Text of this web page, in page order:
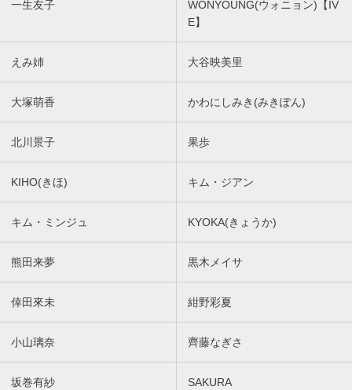
一生友子
WONYOUNG(ウォニョン)【IV
E】
えみ姉 大谷映美里
大塚萌香 かわにしみき(みきぽん)
北川景子 果歩
KIHO(きほ) キム・ジアン
キム・ミンジュ KYOKA(きょうか)
熊田来夢 黒木メイサ
倖田來未 紺野彩夏
小山璃奈 齊藤なぎさ
坂巻有紗 SAKURA